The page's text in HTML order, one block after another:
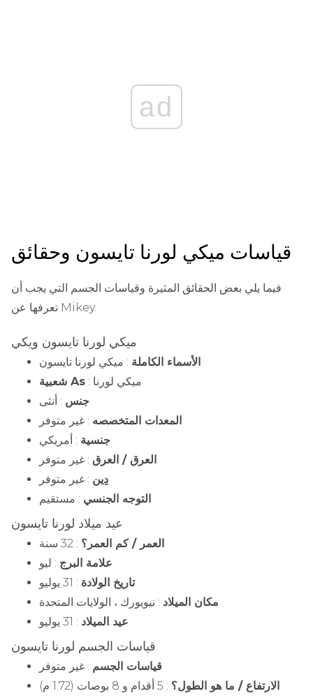
ad
قياسات ميكي لورنا تايسون وحقائق
فيما يلي بعض الحقائق المثيرة وقياسات الجسم التي يجب أن
تعرفها عن Mikey.
ميكي لورنا تايسون ويكي
الأسماء الكاملة : ميكي لورنا تايسون
شعبية As
: ميكي لورنا
جنس : أنثى
المعدات المتخصصه : غير متوفر
جنسية : أمريكي
العرق / العرق : غير متوفر
دِين : غير متوفر
التوجه الجنسي : مستقيم
عيد ميلاد لورنا تايسون
العمر / كم العمر؟ : 32 سنة
علامة البرج : ليو
تاريخ الولادة : 31 يوليو
مكان الميلاد : نيويورك ، الولايات المتحدة
عيد الميلاد : 31 يوليو
قياسات الجسم لورنا تايسون
قياسات الجسم : غير متوفر
الارتفاع / ما هو الطول؟ : 5 أقدام و 8 بوصات (1.72 م)